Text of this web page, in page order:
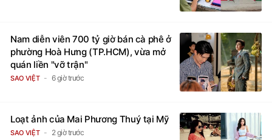
Nam diễn viên 700 tỷ giờ bán cà phê ở
phường Hoà Hưng (TP.HCM), vừa mở
quán liền "vỡ trận"
SAO VIỆT 6 giờ trước
Loạt ảnh của Mai Phương Thuý tại Mỹ
SAO VIỆT 2 giờ trước